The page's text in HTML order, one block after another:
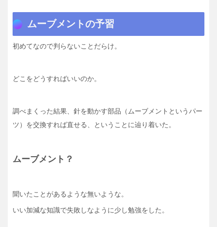
ムーブメントの予習
初めてなので判らないことだらけ。
どこをどうすればいいのか。
調べまくった結果、針を動かす部品（ムーブメントというパー
ツ）を交換すれば直せる、ということに辿り着いた。
ムーブメント？
聞いたことがあるような無いような。
いい加減な知識で失敗しなように少し勉強をした。